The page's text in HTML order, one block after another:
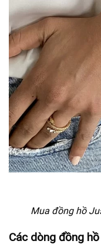
Mua đồng hồ
Các dòng đồng